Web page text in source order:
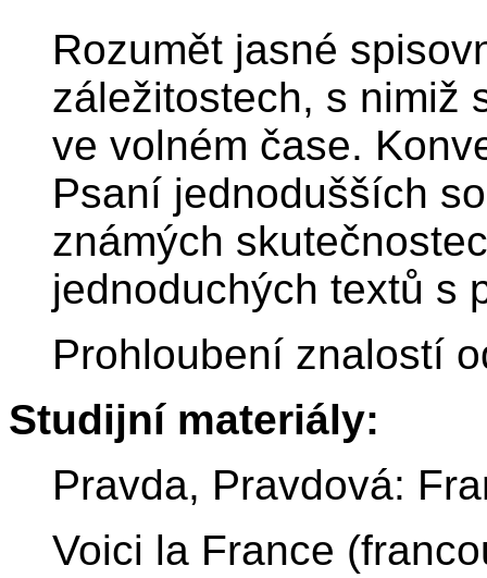
Rozumět jasné
záležitostech, s nimiž
ve volném čase.
Psaní jednodušších
známých
jednoduchých textů s
Prohloubení znalostí
Studijní materiály:
Pravda, Pravdová:
Voici la France